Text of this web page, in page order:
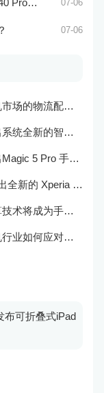
续下跌 07-06
07-06
忠机者手机专卖平台：二手手机市场的物流配送和出售方式
忠机者手机专卖平台：小米推出系统全新的智能厨房
忠机者手机专卖平台：荣耀推出Magic 5 Pro 手机，搭载麒麟9000处理器和5000万像素主摄像头
忠机者手机专卖平台：Sony 推出全新的 Xperia 1 III 手机，展现出卓越的技术和品质
忠机者手机专卖平台：量子计算技术将成为手机行业的新的发展方向
忠机者手机专卖平台：二手手机行业如何应对生态系统的要求
布可折叠式iPad